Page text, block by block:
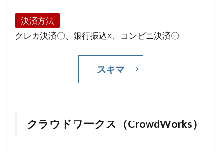
決済方法
クレカ決済〇、銀行振込×、コンビニ決済〇
スキマ
クラウドワークス（CrowdWorks）